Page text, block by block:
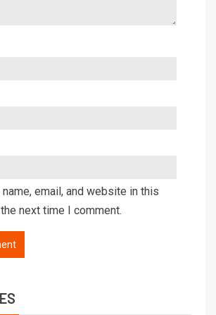
name, email, and website in this
next time I comment.